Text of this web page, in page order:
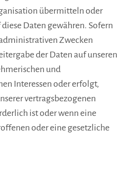
übermitteln oder
Daten gewähren. Sofern
Zwecken
der Daten auf unseren
und
Interessen oder erfolgt,
vertragsbezogenen
ist oder wenn eine
oder eine gesetzliche